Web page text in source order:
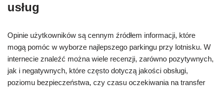
usług
Opinie użytkowników są cennym źródłem informacji, które
mogą pomóc w wyborze najlepszego parkingu przy lotnisku. W
internecie znaleźć można wiele recenzji, zarówno pozytywnych,
jak i negatywnych, które często dotyczą jakości obsługi,
poziomu bezpieczeństwa, czy czasu oczekiwania na transfer